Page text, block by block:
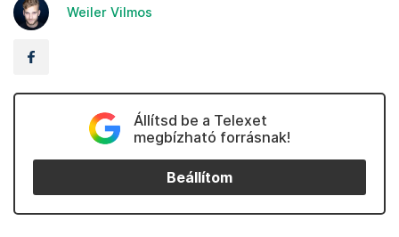
Weiler Vilmos
Állítsd be a Telexet
megbízható forrásnak!
Beállítom